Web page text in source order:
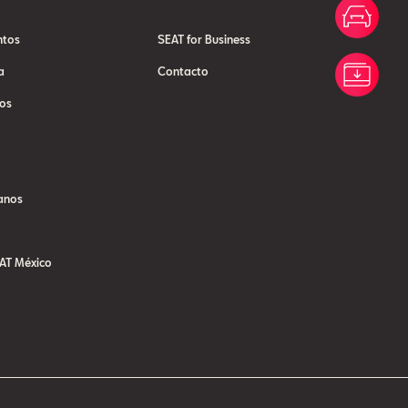
México
SEAT for Business
Contacto